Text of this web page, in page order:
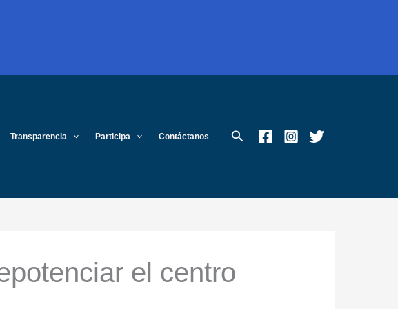
Transparencia Participa Contáctanos Buscar
el centro